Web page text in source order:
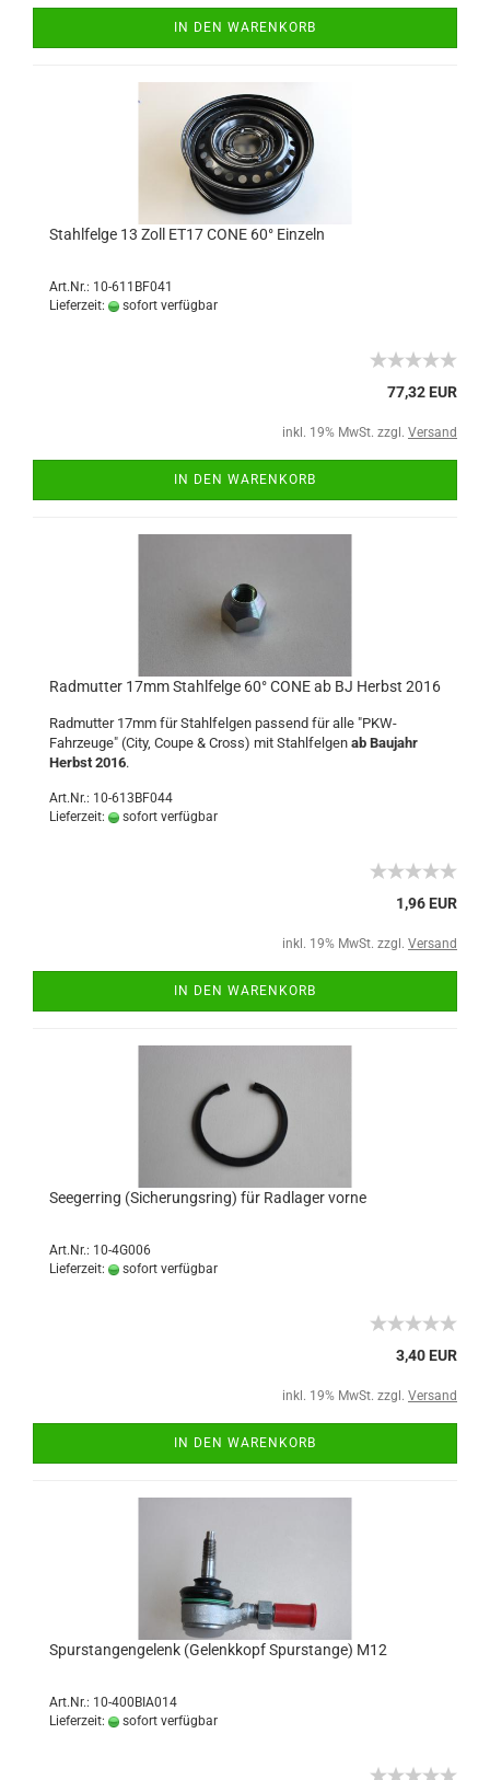
IN DEN WARENKORB
Stahlfelge 13 Zoll ET17 CONE 60° Einzeln
Art.Nr.: 10-611BF041
Lieferzeit:
sofort verfügbar
77,32 EUR
inkl. 19% MwSt. zzgl. Versand
IN DEN WARENKORB
Radmutter 17mm Stahlfelge 60° CONE ab BJ Herbst 2016
Radmutter 17mm für Stahlfelgen passend für alle "PKW-
Fahrzeuge" (City, Coupe & Cross) mit Stahlfelgen ab Baujahr
Herbst 2016.
Art.Nr.: 10-613BF044
Lieferzeit:
sofort verfügbar
1,96 EUR
inkl. 19% MwSt. zzgl. Versand
IN DEN WARENKORB
Seegerring (Sicherungsring) für Radlager vorne
Art.Nr.: 10-4G006
Lieferzeit:
sofort verfügbar
3,40 EUR
inkl. 19% MwSt. zzgl. Versand
IN DEN WARENKORB
Spurstangengelenk (Gelenkkopf Spurstange) M12
Art.Nr.: 10-400BIA014
Lieferzeit:
sofort verfügbar